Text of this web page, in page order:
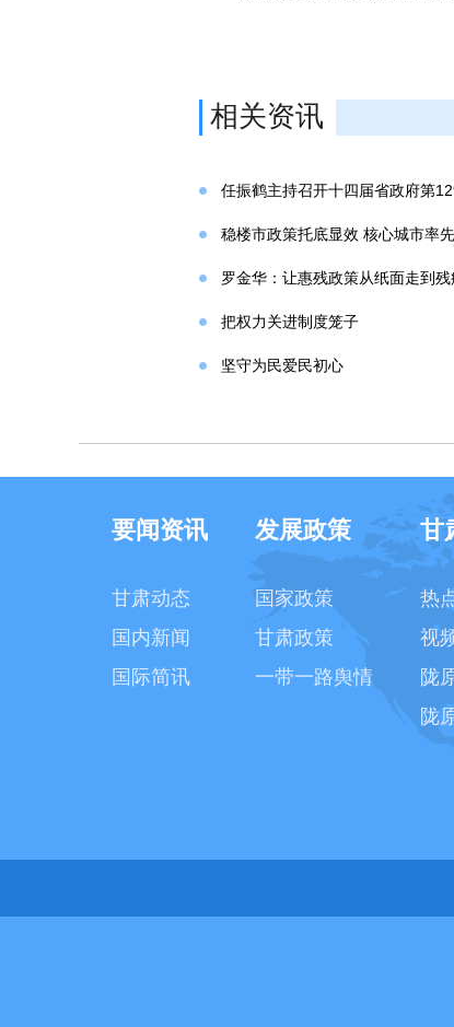
相关资讯
任振鹤主持召开十四届省政府第
稳楼市政策托底显效 核心城市率
罗金华：让惠残政策从纸面走到残
把权力关进制度笼子
坚守为民爱民初心
要闻资讯
甘肃动态
国内新闻
国际简讯
发展政策
国家政策
甘肃政策
一带一路舆情
甘
热
视
陇
陇